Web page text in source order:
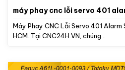
máy phay cnc lỗi servo 401
Máy Phay CNC Lỗi Servo 401 Alarm
HCM. Tại CNC24H.VN, chúng...